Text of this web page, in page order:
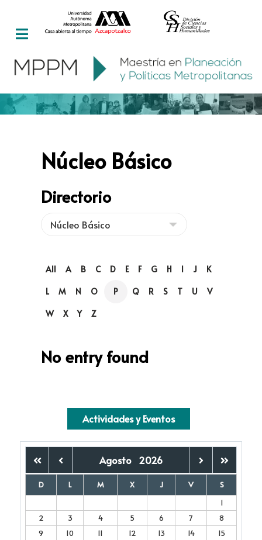
Núcleo Básico
Directorio
All A B C D E F G H I J
K
L
M N O P Q R S T U
V
W
X Y Z
No entry found
Actividades y Eventos
Agosto 2026
D L M X J V
S
1
2
3 4 5 6 7
8
9
10 11 12 13 14
15